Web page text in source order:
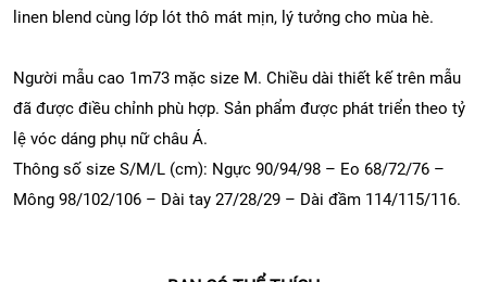
linen blend cùng lớp lót thô mát mịn, lý tưởng cho mùa hè.
Người mẫu cao 1m73 mặc size M. Chiều dài thiết kế trên mẫu
đã được điều chỉnh phù hợp. Sản phẩm được phát triển theo tỷ
lệ vóc dáng phụ nữ châu Á.
Thông số size S/M/L (cm): Ngực 90/94/98 – Eo 68/72/76 –
Mông 98/102/106 – Dài tay 27/28/29 – Dài đầm 114/115/116.